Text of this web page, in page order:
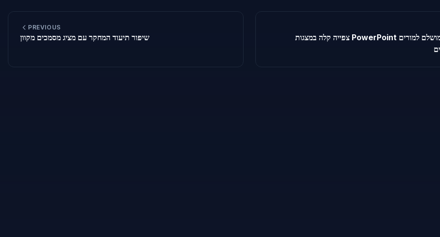
PREVIOUS
שיפור תיעוד המחקר עם מציג מסמכים מקוון
צפייה קלה במצגות PowerPoint באינטרנט – מושלם למורים